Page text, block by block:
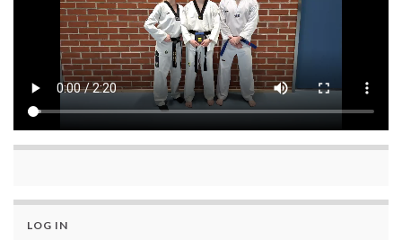
LOG IN